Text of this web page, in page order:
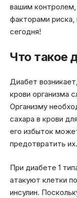
вашим
факторами
сегодня!
Что такое
Диабет
крови организма
Организму
сахара в крови
его избыток
предотвратить их.
При диабете 1
атакуют клетки
инсулин.